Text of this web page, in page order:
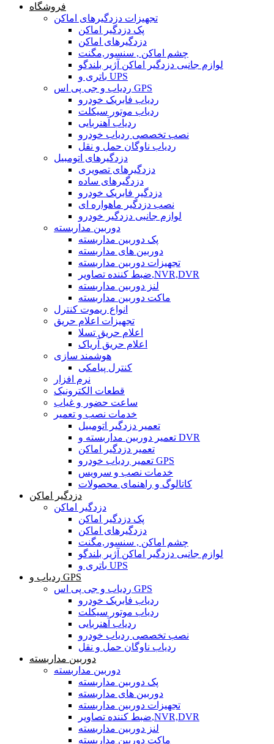
فروشگاه
تجهیزات دزدگیرهای اماکن
پک دزدگیر اماکن
دزدگیرهای اماکن
چشم اماکن , سنسور,مگنت
لوازم جانبی دزدگیر اماکن آژیر بلندگو
باتری و UPS
ردیاب و جی پی اس GPS
ردیاب فابریک خودرو
ردیاب موتور سیکلت
ردیاب آهنربایی
نصب تخصصی ردیاب خودرو
ردیاب ناوگان حمل و نقل
دزدگیرهای اتومبیل
دزدگیرهای تصویری
دزدگیرهای ساده
دزدگیر فابریک خودرو
نصب دزدگیر ماهواره ای
لوازم جانبی دزدگیر خودرو
دوربین مداربسته
پک دوربین مداربسته
دوربین های مداربسته
تجهیزات دوربین مداربسته
ضبط کننده تصاویر,NVR,DVR
لنز دوربین مداربسته
ماکت دوربین مداربسته
انواع ریموت کنترل
تجهیزات اعلام حریق
اعلام حریق تسلا
اعلام حریق آریاک
هوشمند سازی
کنترل پیامکی
نرم افزار
قطعات الکترونیک
ساعت حضور و غیاب
خدمات نصب و تعمیر
تعمیر دزدگیر اتومبیل
تعمیر دوربین مداربسته و DVR
تعمیر دزدگیر اماکن
تعمیر ردیاب خودرو GPS
خدمات نصب و سرویس
کاتالوگ و راهنمای محصولات
دزدگیر اماکن
دزدگیر اماکن
پک دزدگیر اماکن
دزدگیرهای اماکن
چشم اماکن , سنسور,مگنت
لوازم جانبی دزدگیر اماکن آژیر بلندگو
باتری و UPS
ردیاب و GPS
ردیاب و جی پی اس GPS
ردیاب فابریک خودرو
ردیاب موتور سیکلت
ردیاب آهنربایی
نصب تخصصی ردیاب خودرو
ردیاب ناوگان حمل و نقل
دوربین مداربسته
دوربین مداربسته
پک دوربین مداربسته
دوربین های مداربسته
تجهیزات دوربین مداربسته
ضبط کننده تصاویر,NVR,DVR
لنز دوربین مداربسته
ماکت دوربین مداربسته